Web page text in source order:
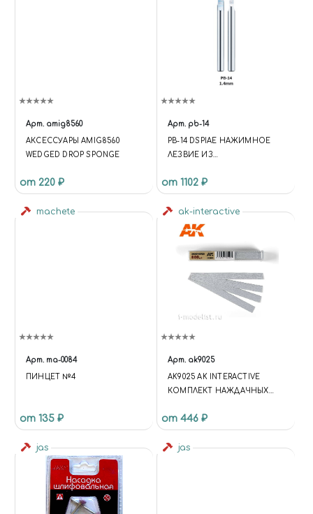
Арт. amig8560
АКСЕССУАРЫ AMIG8560
WEDGED DROP SPONGE
от 220 ₽
Арт. pb-14
PB-14 DSPIAE НАЖИМНОЕ
ЛЕЗВИЕ ИЗ
ММ
от 1102 ₽
machete
Арт. ma-0084
ПИНЦЕТ №4
от 135 ₽
ak-interactive
Арт. ak9025
AK9025 AK INTERACTIVE
КОМПЛЕКТ НАЖДАЧНЫХ
от 446 ₽
jas jas